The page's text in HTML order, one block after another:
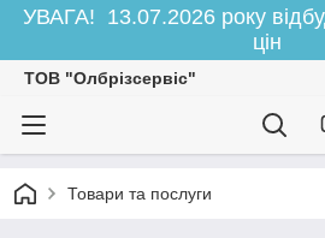
УВАГА! 13.07.2026 року
цін
ТОВ "Олбрізсервіс"
Товари та послуги